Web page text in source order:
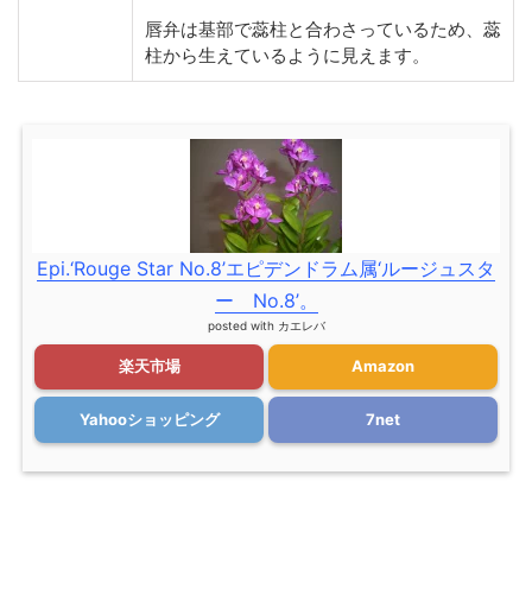
唇弁は基部で蕊柱と合わさっているため、蕊
柱から生えているように見えます。
Epi.‘Rouge Star No.8’エピデンドラム属‘ルージュスタ
ー No.8’。
posted with カエレバ
楽天市場 Amazon
Yahooショッピング 7net